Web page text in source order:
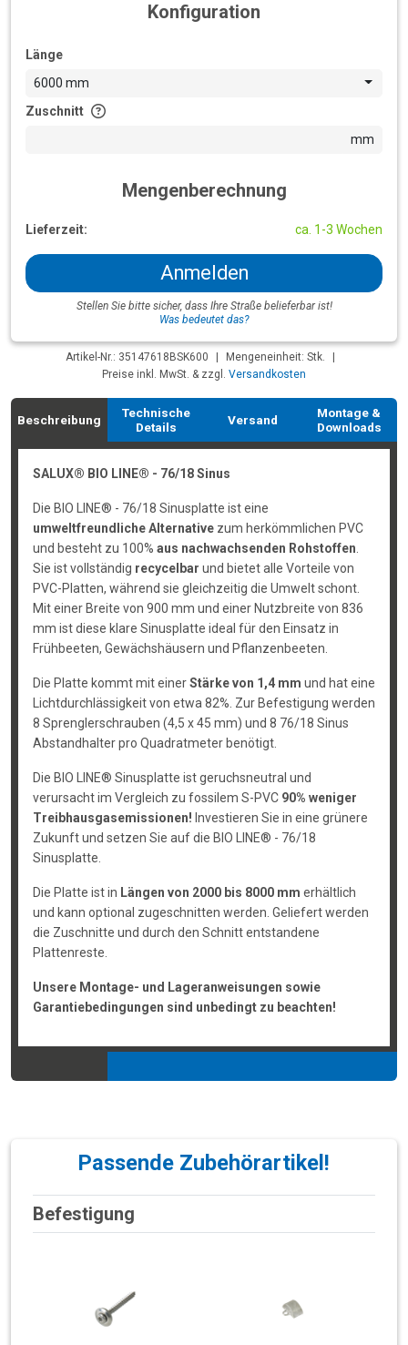
Konfiguration
Länge
6000 mm
Zuschnitt
mm
Mengenberechnung
Lieferzeit: ca. 1-3 Wochen
Anmelden
Stellen Sie bitte sicher, dass Ihre Straße belieferbar ist!
Was bedeutet das?
Artikel-Nr.: 35147618BSK600 Mengeneinheit: Stk.
Preise inkl. MwSt. & zzgl. Versandkosten
Beschreibung
Technische
Details
Versand
Montage &
Downloads
SALUX® BIO LINE® - 76/18 Sinus
Die BIO LINE® - 76/18 Sinusplatte ist eine
umweltfreundliche Alternativezum herkömmlichen PVC
und besteht zu 100% aus nachwachsenden Rohstoffen
Sie ist vollständig recycelbar und bietet alle Vorteile von
PVC-Platten, während sie gleichzeitig die Umwelt schont.
Mit einer Breite von 900 mm und einer Nutzbreite von 836
mm ist diese klare Sinusplatte ideal für den Einsatz in
Frühbeeten, Gewächshäusern und Pflanzenbeeten.
Die Platte kommt mit einerStärke von 1,4 mm und hat eine
Lichtdurchlässigkeit von etwa 82%. Zur Befestigung werden
8 Sprenglerschrauben (4,5 x 45 mm) und 8 76/18 Sinus
Abstandhalter pro Quadratmeter benötigt.
Die BIO LINE® Sinusplatte ist geruchsneutral und
verursacht im Vergleich zu fossilem S-PVC 90% weniger
Treibhausgasemissionen! Investieren Sie in eine grünere
Zukunft und setzen Sie auf die BIO LINE® - 76/18
Sinusplatte.
Die Platte ist in Längen von 2000 bis 8000 mm erhältlich
und kann optional zugeschnitten werden. Geliefert werden
die Zuschnitte und durch den Schnitt entstandene
Plattenreste.
Unsere Montage- und Lageranweisungen sowie
Garantiebedingungen sind unbedingt zu beachten!
Passende Zubehörartikel!
Befestigung